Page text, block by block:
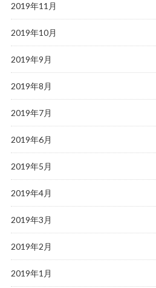
2019年11月
2019年10月
2019年9月
2019年8月
2019年7月
2019年6月
2019年5月
2019年4月
2019年3月
2019年2月
2019年1月